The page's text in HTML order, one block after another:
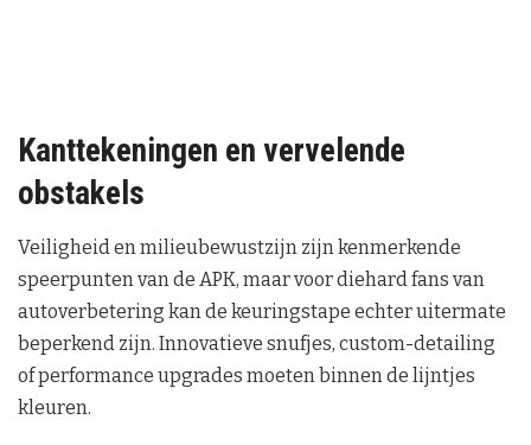
Kanttekeningen en vervelende
obstakels
Veiligheid en milieubewustzijn zijn kenmerkende
speerpunten van de APK, maar voor diehard fans van
autoverbetering kan de keuringstape echter uitermate
beperkend zijn. Innovatieve snufjes, custom-detailing
of performance upgrades moeten binnen de lijntjes
kleuren.